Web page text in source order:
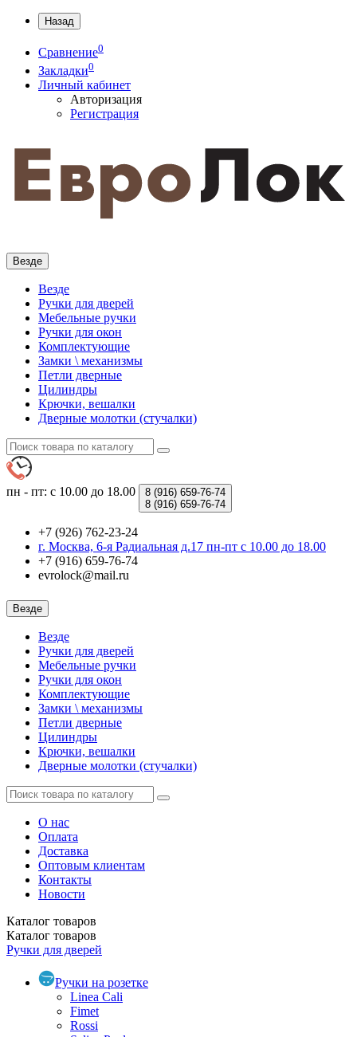
Назад
Сравнение0
Закладки0
Личный кабинет
Авторизация
Регистрация
Везде
Везде
Ручки для дверей
Мебельные ручки
Ручки для окон
Комплектующие
Замки \ механизмы
Петли дверные
Цилиндры
Крючки, вешалки
Дверные молотки (стучалки)
пн - пт: с 10.00 до 18.00 8 (916) 659-76-74
8 (916) 659-76-74
+7 (926) 762-23-24
г. Москва, 6-я Радиальная д.17 пн-пт с 10.00 до 18.00
+7 (916) 659-76-74
evrolock@mail.ru
Везде
Везде
Ручки для дверей
Мебельные ручки
Ручки для окон
Комплектующие
Замки \ механизмы
Петли дверные
Цилиндры
Крючки, вешалки
Дверные молотки (стучалки)
О нас
Оплата
Доставка
Оптовым клиентам
Контакты
Новости
Каталог товаров
Каталог товаров
Ручки для дверей
Ручки на розетке
Linea Cali
Fimet
Rossi